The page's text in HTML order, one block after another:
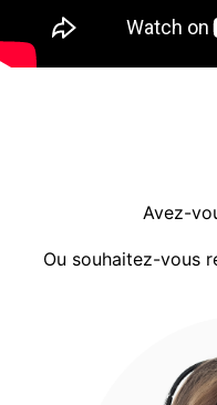
Avez-
Ou souhaitez-vous